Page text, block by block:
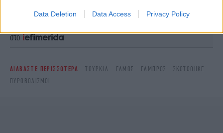
Data Deletion Data Access Privacy Policy
στο
ΔΙΑΒΑΣΤΕ ΠΕΡΙΣΣΟΤΕΡΑ ΤΟΥΡΚΊΑ ΓΆΜΟΣ ΓΑΜΠΡΌΣ
ΣΚΟΤΏΘΗΚΕ
ΠΥΡΟΒΟΛΙΣΜΟΊ